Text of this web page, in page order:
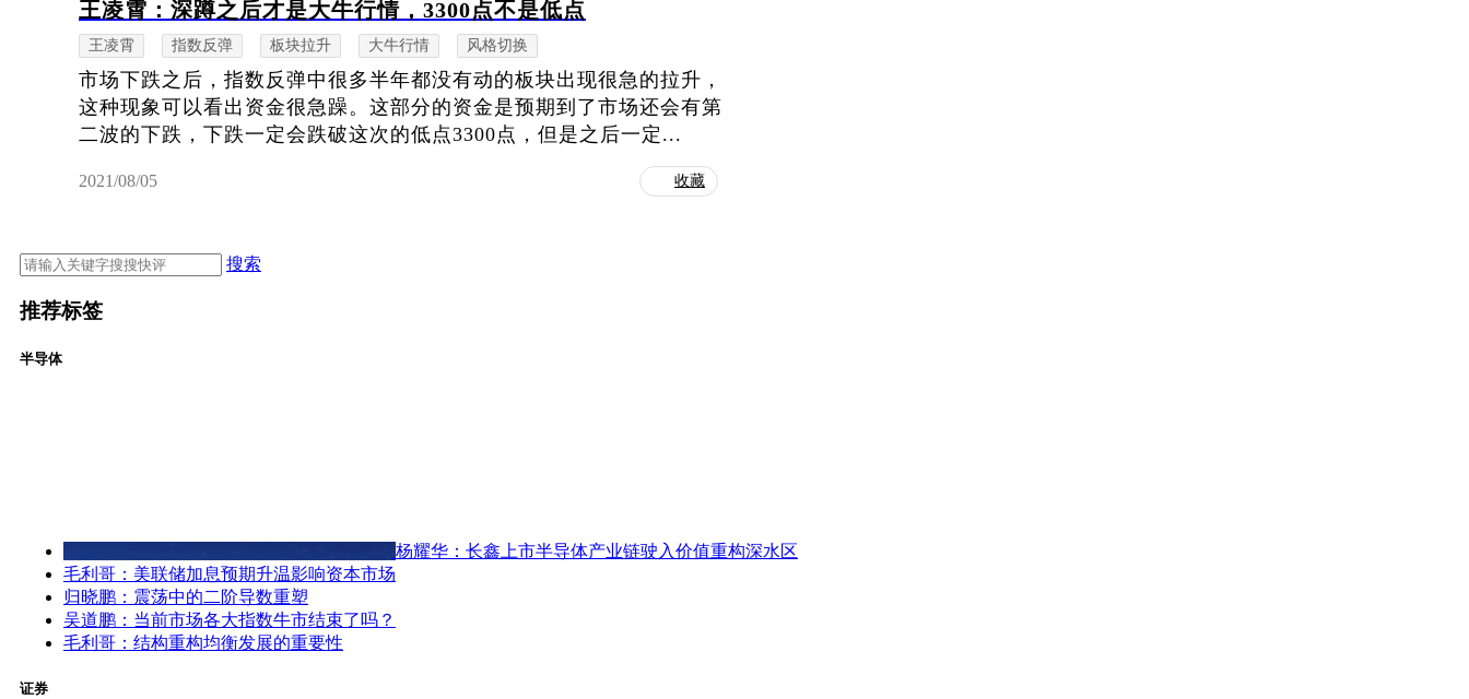
王凌霄：深蹲之后才是大牛行情，3300点不是低点
王凌霄 指数反弹 板块拉升 大牛行情 风格切换
市场下跌之后，指数反弹中很多半年都没有动的板块出现很急的拉升，
这种现象可以看出资金很急躁。这部分的资金是预期到了市场还会有第
二波的下跌，下跌一定会跌破这次的低点3300点，但是之后一定...
2021/08/05 收藏
搜索
推荐标签
半导体
杨耀华：长鑫上市半导体产业链驶入价值重构深水区
毛利哥：美联储加息预期升温影响资本市场
归晓鹏：震荡中的二阶导数重塑
吴道鹏：当前市场各大指数牛市结束了吗？
毛利哥：结构重构均衡发展的重要性
证券